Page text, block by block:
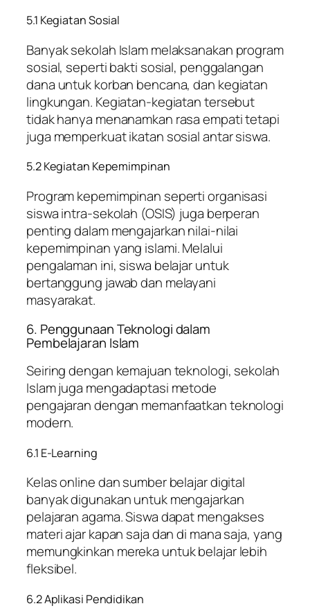
5.1 Kegiatan Sosial
Banyak sekolah Islam melaksanakan program
sosial, seperti bakti sosial, penggalangan
dana untuk korban bencana, dan kegiatan
lingkungan. Kegiatan-kegiatan tersebut
tidak hanya menanamkan rasa empati tetapi
juga memperkuat ikatan sosial antar siswa.
5.2 Kegiatan Kepemimpinan
Program kepemimpinan seperti organisasi
siswa intra-sekolah (OSIS) juga berperan
penting dalam mengajarkan nilai-nilai
kepemimpinan yang islami. Melalui
pengalaman ini, siswa belajar untuk
bertanggung jawab dan melayani
masyarakat.
6. Penggunaan Teknologi dalam
Pembelajaran Islam
Seiring dengan kemajuan teknologi, sekolah
Islam juga mengadaptasi metode
pengajaran dengan memanfaatkan teknologi
modern.
6.1 E-Learning
Kelas online dan sumber belajar digital
banyak digunakan untuk mengajarkan
pelajaran agama. Siswa dapat mengakses
materi ajar kapan saja dan di mana saja, yang
memungkinkan mereka untuk belajar lebih
fleksibel.
6.2 Aplikasi Pendidikan